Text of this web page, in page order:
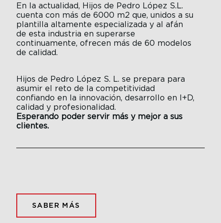
En la actualidad, Hijos de Pedro López S.L.
cuenta con más de 6000 m2 que, unidos a su
plantilla altamente especializada y al afán
de esta industria en superarse
continuamente, ofrecen más de 60 modelos
de calidad.
Hijos de Pedro López S. L. se prepara para
asumir el reto de la competitividad
confiando en la innovación, desarrollo en I+D,
calidad y profesionalidad.
Esperando poder servir más y mejor a sus
clientes.
SABER MÁS